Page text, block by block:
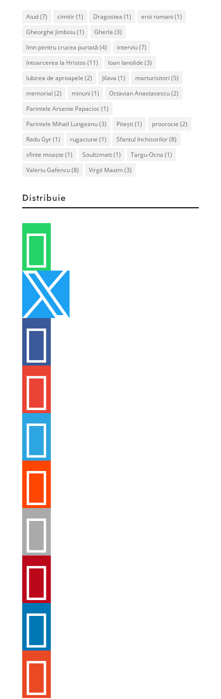
Aiud(7) cimitir(1) Dragostea (1) eroi romani (1)
Gheorghe Jimboiu(1) Gherla (3)
Imn pentru crucea purtată (4) interviu(7)
Intoarcerea la Hristos (11) Ioan Ianolide (3)
Iubirea de aproapele (2) Jilava (1) marturisitori (5)
memorial (2) minuni (1) Octavian Anastasescu(2)
Parintele Arsenie Papacioc (1)
Parintele Mihail Lungeanu(3) Pitești (1) proorocie (2)
Radu Gyr(1) rugaciune (1) Sfantul Inchisorilor(8)
sfinte moaște (1) Soultzmatt(1) Targu-Ocna (1)
Valeriu Gafencu(8) Virgil Maxim(3)
Distribuie









